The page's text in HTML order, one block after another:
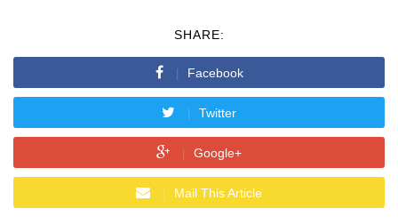
SHARE:
Facebook
Twitter
Google+
Mail This Article